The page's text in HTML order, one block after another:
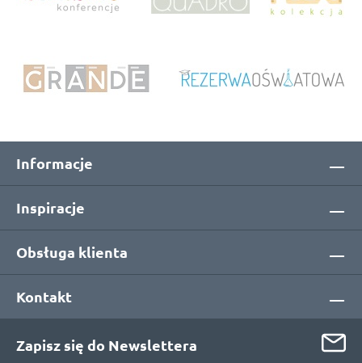
Informacje
Inspiracje
Obsługa klienta
Kontakt
Zapisz się do Newslettera